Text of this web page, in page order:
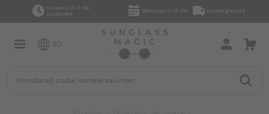
Livrare în 2–4 zile
lucrătoare
Returnare în 14 zile Livrare gratuită
RO